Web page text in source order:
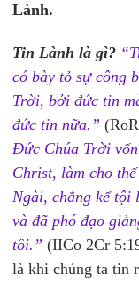
Lành.
Tin Lành là gì?
có bày tỏ sự công
Trời, bởi đức tin
đức tin nữa.”
Đức Chúa Trời
Christ, làm cho
Ngài, chẳng kể
và đã phó đạo
tôi.” (IICo 2Cr
là khi chúng ta tin